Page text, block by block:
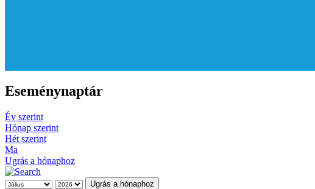
Eseménynaptár
Év szerint
Hónap szerint
Hét szerint
Ma
Ugrás a hónaphoz
Ugrás a hónaphoz